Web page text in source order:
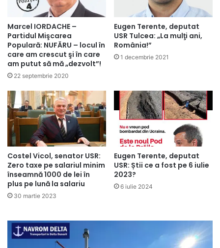
Marcel IORDACHE –
Partidul Mişcarea
Populară: NUFĂRU – locul în
care am crescut şi în care
am putut să mă „dezvolt”!
22 septembrie 2020
Eugen Terente, deputat
USR Tulcea: „La mulţi ani,
România!”
1 decembrie 2021
Costel Vicol, senator USR:
Zero taxe pe salariul minim
înseamnă 1000 de lei în
plus pe lună la salariu
30 martie 2023
Eugen Terente, deputat
USR: Știi ce a fost pe 6 iulie
2023?
6 iulie 2024